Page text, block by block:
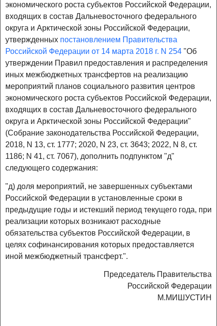
экономического роста субъектов Российской Федерации,
входящих в состав Дальневосточного федерального
округа и Арктической зоны Российской Федерации,
утвержденных постановлением Правительства
Российской Федерации от 14 марта 2018 г. N 254 "Об
утверждении Правил предоставления и распределения
иных межбюджетных трансфертов на реализацию
мероприятий планов социального развития центров
экономического роста субъектов Российской Федерации,
входящих в состав Дальневосточного федерального
округа и Арктической зоны Российской Федерации"
(Собрание законодательства Российской Федерации,
2018, N 13, ст. 1777; 2020, N 23, ст. 3643; 2022, N 8, ст.
1186; N 41, ст. 7067), дополнить подпунктом "д"
следующего содержания:
"д) доля мероприятий, не завершенных субъектами
Российской Федерации в установленные сроки в
предыдущие годы и истекший период текущего года, при
реализации которых возникают расходные
обязательства субъектов Российской Федерации, в
целях софинансирования которых предоставляется
иной межбюджетный трансферт.".
Председатель Правительства
Российской Федерации
М.МИШУСТИН